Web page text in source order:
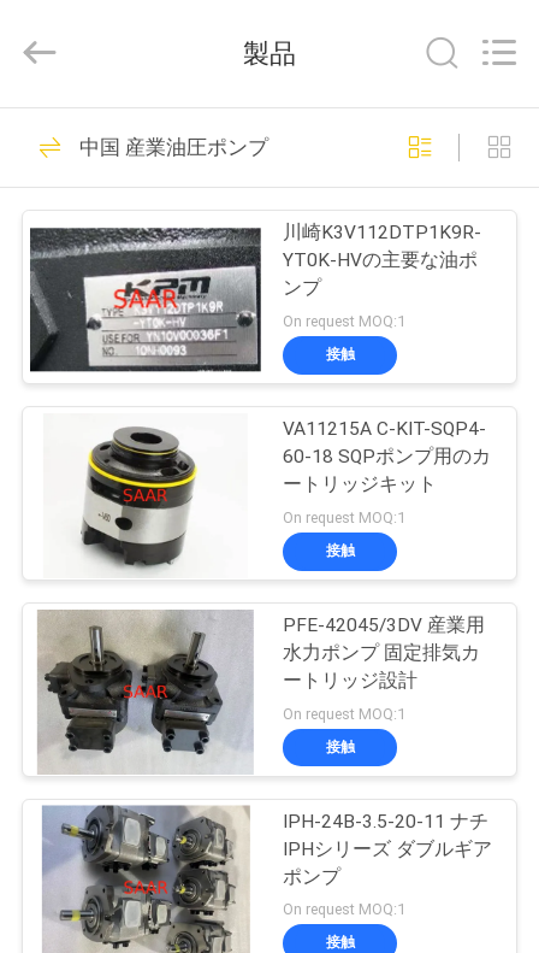
製
品
私
達
て
旅
2019
Saar
Electronic
Limited.
Rights
・ レクスロス油圧
ポンプ
919
・ レクスロス油圧
バルブ
1032
レクスロットの濾
材
45
製品
中国 産業油圧ポンプ
川崎K3V112DTP1K9R-
YT0K-HVの主要な油ポ
ンプ
On request MOQ:1
接触
VA11215A C-KIT-SQP4-
60-18 SQPポンプ用のカ
ートリッジキット
On request MOQ:1
接触
PFE-42045/3DV 産業用
水力ポンプ 固定排気カ
ートリッジ設計
On request MOQ:1
接触
IPH-24B-3.5-20-11 ナチ
IPHシリーズ ダブルギア
ポンプ
On request MOQ:1
接触